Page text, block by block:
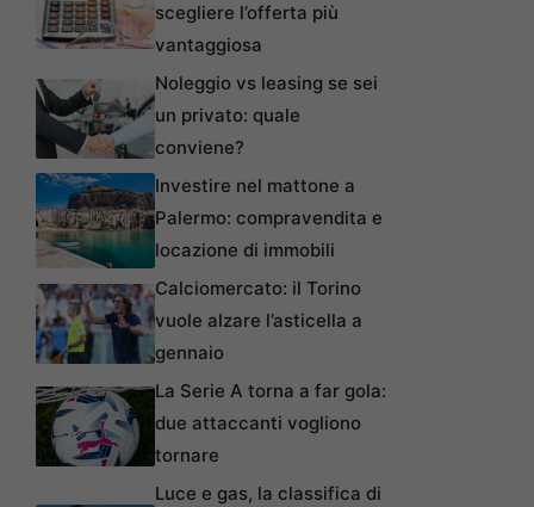
scegliere l’offerta più
vantaggiosa
Noleggio vs leasing se sei
un privato: quale
conviene?
Investire nel mattone a
Palermo: compravendita e
locazione di immobili
Calciomercato: il Torino
vuole alzare l’asticella a
gennaio
La Serie A torna a far gola:
due attaccanti vogliono
tornare
Luce e gas, la classifica di